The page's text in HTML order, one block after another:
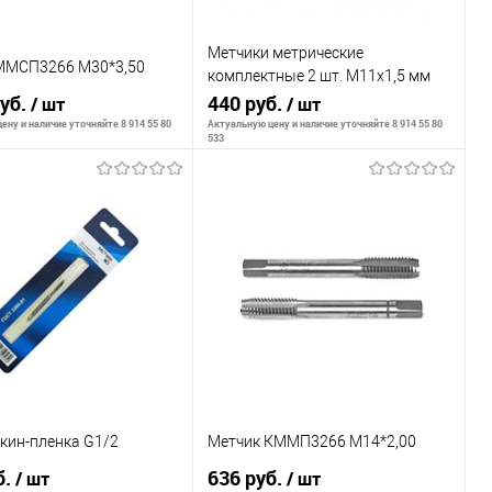
М30*3,50
/ шт
и наличие уточняйте 8 914 55 80
В корзину
Метчики метрические
комплектные 2 шт. М11х1,5 мм
BERGER BG1179
440 руб./ шт
Актуальную цену и наличие уточняйте 8 914 55 80
533
К сравнению
В избранное
В наличии
пленка G1/2
/ шт
Метчик КММП3266 М14*2,00
636 руб./ шт